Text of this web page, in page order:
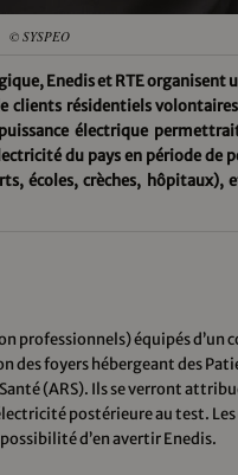
© SYSPEO
Enedis et RTE
clients résidentiels
électrique
du pays en période
écoles, crèches, hôpitaux),
professionnels) équipés
des foyers hébergeant des
(ARS). Ils se verront
postérieure au test.
d’en avertir Enedis.